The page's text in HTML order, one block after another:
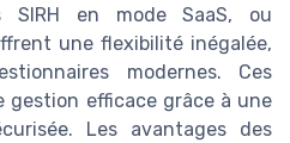
SIRH en mode SaaS, ou
une flexibilité inégalée,
modernes. Ces
efficace grâce à une
Les avantages des